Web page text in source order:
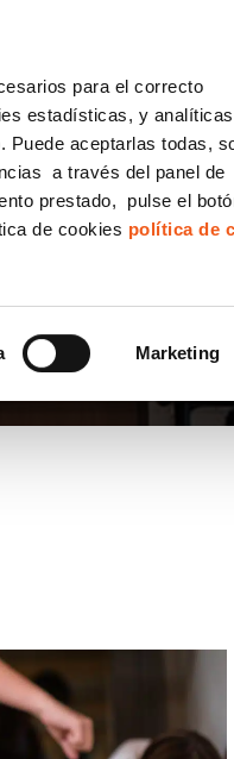
para el correcto
estadísticas, y
aceptarlas todas,
a través del panel de
prestado, pulse el
de cookies política de
Marketing
LSSI CANAL DENUNCIAS